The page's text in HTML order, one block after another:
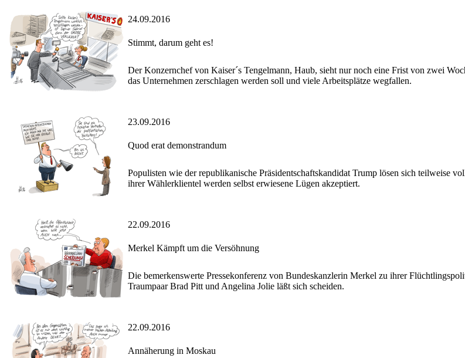
24.09.2016
Stimmt, darum geht es!
Der Konzernchef von Kaiser´s Tengelmann, Haub, sieht nur noch eine Frist von zwei
das Unternehmen zerschlagen werden soll und viele Arbeitsplätze wegfallen.
23.09.2016
Quod erat demonstrandum
Populisten wie der republikanische Präsidentschaftskandidat Trump lösen sich teilweise
ihrer Wählerklientel werden selbst erwiesene Lügen akzeptiert.
22.09.2016
Merkel Kämpft um die Versöhnung
Die bemerkenswerte Pressekonferenz von Bundeskanzlerin Merkel zu ihrer
Traumpaar Brad Pitt und Angelina Jolie läßt sich scheiden.
22.09.2016
Annäherung in Moskau